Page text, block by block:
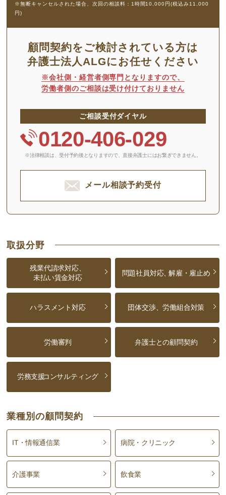
※無断キャンセルされた場合、次回の相談料：1時間10,000円(税込み11,000
円)
顧問契約をご検討されている方は
弁護士法人ALGにお任せください
※会社側・経営者側専門となりますので、
労働者側のご相談は受け付けておりません
ご相談受付ダイヤル
0120-406-029
※法律相談は、受付予約後となりますので、 直接弁護士にはお繋ぎできません。
メール相談予約受付
取扱分野
残業代請求対応、
未払い賃金対応
問題社員対応、解雇・雇止め
ハラスメント対応 団体交渉、労働組合対策
労働審判 弁護士との顧問契約
労務支援コンサルティング
業種別の顧問契約
IT・情報通信業 病院・クリニック
介護事業 飲食業